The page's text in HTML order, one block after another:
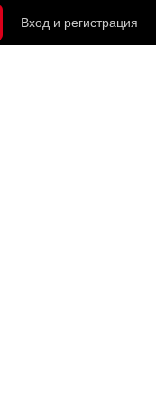
Вход и регистрация